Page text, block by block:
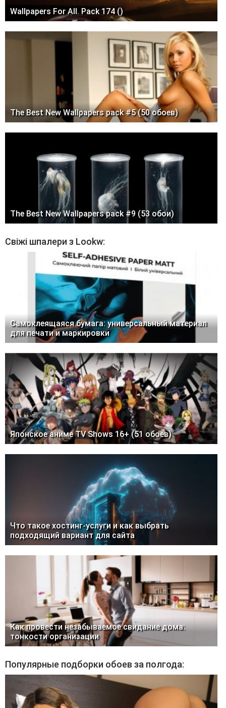
Wallpapers For All. Pack 174 ()
The Best New Wallpapers pack #5 (50 обоев)
The Best New Wallpapers pack #9 (53 обои)
Свіжі шпалери з Lookw:
Самоклеящаяся бумага: универсальный материал
для печати и маркировки
Японское аниме TV Shows 16+ (51 обоев)
Что такое хостинг-услуги и как выбрать
подходящий вариант для сайта
Как провести незабываемое свидание дома:
тонкости организации
Популярные подборки обоев за полгода: